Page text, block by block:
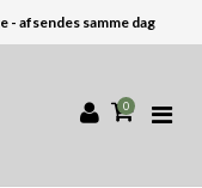
- afsendes samme dag
0